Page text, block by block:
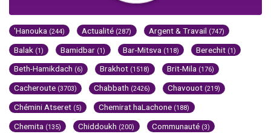
'Hanouka (244) Actualité (287) Argent & Travail (747)
Balak (1) Bamidbar (1) Bar-Mitsva (118) Berechit (1)
Beth-Hamikdach (6) Brakhot (1518) Brit-Mila (176)
Cacheroute (3703) Chabbath (2426) Chavouot (219)
Chémini Atseret (5) Chemirat haLachone (188)
Chemita (135) Chiddoukh (200) Communauté (3)